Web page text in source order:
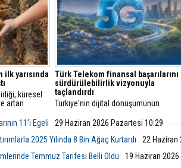
ilk yarısında
küresel
artan
artırarak 489
Türk Telekom finansal başarılarını
sürdürülebilirlik vizyonuyla
taçlandırdı
Türkiye'nin dijital dönüşümünün
başarılarını sürdürülebilirlik odaklı
ediyor.
11’i Egeli
29 Haziran 2026 Pazartesi 10:29
2025 Yılında 8 Bin Ağaç Kurtardı
22 Haziran
Temmuz Tarifesi Belli Oldu
19 Haziran
SOCAR Türkiye ve
Kurulları İstanbul'da
SOCAR Türkiye
toplantısı ve TANAP
toplantısı, 30 Temmuz
İstanbul’da